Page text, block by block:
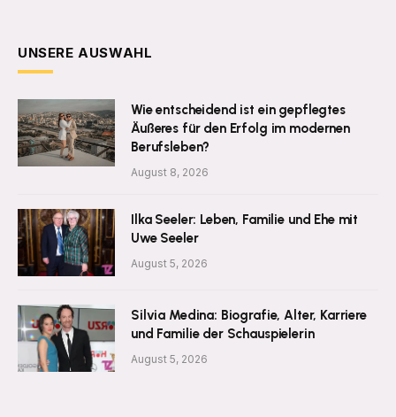
UNSERE AUSWAHL
Wie entscheidend ist ein gepflegtes
Äußeres für den Erfolg im modernen
Berufsleben?
August 8, 2026
Ilka Seeler: Leben, Familie und Ehe mit
Uwe Seeler
August 5, 2026
Silvia Medina: Biografie, Alter, Karriere
und Familie der Schauspielerin
August 5, 2026